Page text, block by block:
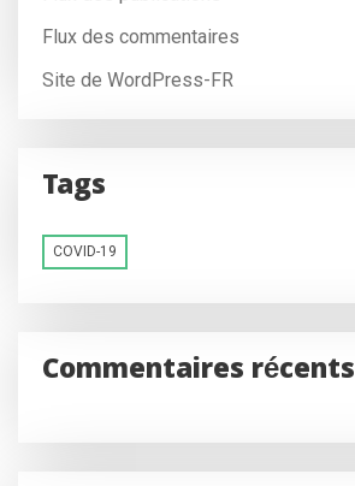
Flux des commentaires
Site de WordPress-FR
Tags
COVID-19
Commentaires récents